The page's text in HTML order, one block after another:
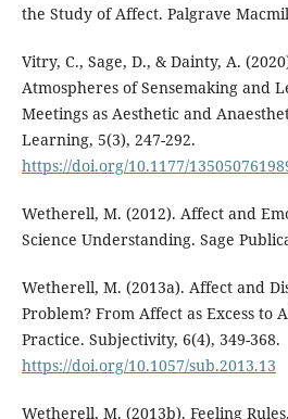
the Study of Affect. Palgrave
Vitry, C., Sage, D., & Dainty, A.
Atmospheres of Sensemaking and
Meetings as Aesthetic and
Learning, 5(3), 247-292.
https://doi.org/10.1177/
Wetherell, M. (2012). Affect and
Science Understanding. Sage
Wetherell, M. (2013a). Affect and
Problem? From Affect as Excess to
Practice. Subjectivity, 6(4), 349-368.
https://doi.org/10.1057/sub.2013.13
Wetherell, M. (2013b). Feeling